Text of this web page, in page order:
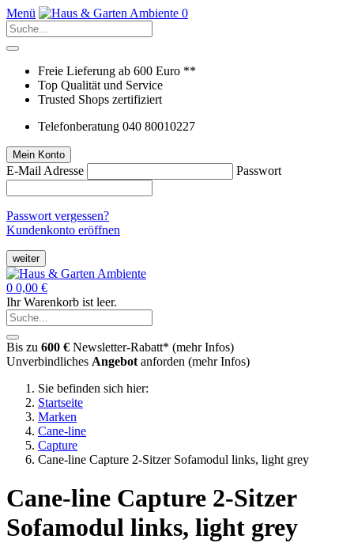
Menü 0
Freie Lieferung ab 600 Euro **
Top Qualität und Service
Trusted Shops zertifiziert
Telefonberatung 040 80010227
Mein Konto
E-Mail Adresse Passwort
Passwort vergessen?
Kundenkonto eröffnen
weiter
0 0,00 €
Ihr Warenkorb ist leer.
Bis zu 600 € Newsletter-Rabatt* (mehr Infos)
Unverbindliches Angebot anforden (mehr Infos)
Sie befinden sich hier:
Startseite
Marken
Cane-line
Capture
Cane-line Capture 2-Sitzer Sofamodul links, light grey
Cane-line Capture 2-Sitzer
Sofamodul links, light grey